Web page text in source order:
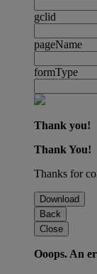
gclid
pageName
formType
Thank you!
Thank You!
Thanks for
Download
Back
Close
Ooops. An